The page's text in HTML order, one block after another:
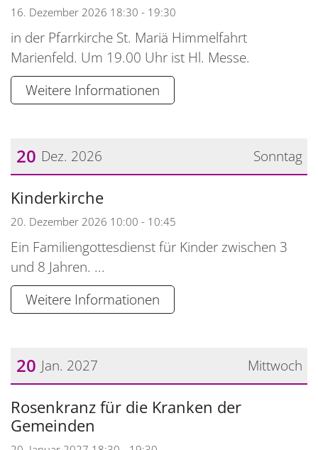
16. Dezember 2026 18:30 - 19:30
in der Pfarrkirche St. Mariä Himmelfahrt
Marienfeld. Um 19.00 Uhr ist Hl. Messe.
Weitere Informationen
Sonntag
20 Dez. 2026
Datum: 20. Dezember 2026
Kinderkirche
20. Dezember 2026 10:00 - 10:45
Ein Familiengottesdienst für Kinder zwischen 3
und 8 Jahren. ...
Weitere Informationen
Mittwoch
20 Jan. 2027
Datum: 20. Januar 2027
Rosenkranz für die Kranken der
Gemeinden